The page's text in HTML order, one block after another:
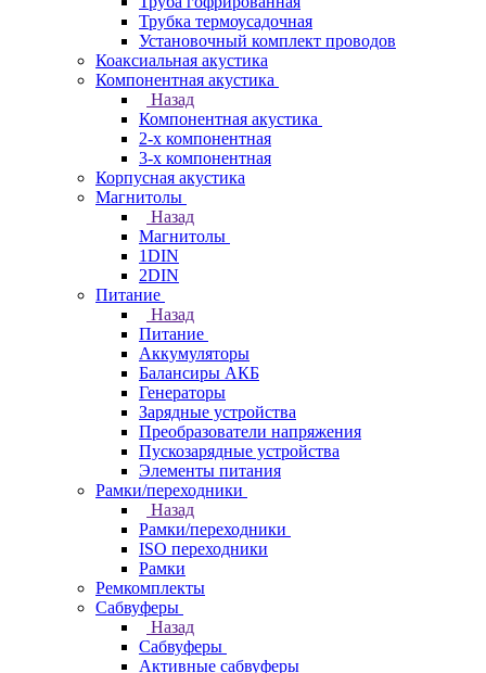
Трубка термоусадочная
Установочный комплект проводов
Коаксиальная акустика
Компонентная акустика
Назад
Компонентная акустика
2-х компонентная
3-х компонентная
Корпусная акустика
Магнитолы
Назад
Магнитолы
1DIN
2DIN
Питание
Назад
Питание
Аккумуляторы
Балансиры АКБ
Генераторы
Зарядные устройства
Преобразователи напряжения
Пускозарядные устройства
Элементы питания
Рамки/переходники
Назад
Рамки/переходники
ISO переходники
Рамки
Ремкомплекты
Сабвуферы
Назад
Сабвуферы
Активные сабвуферы